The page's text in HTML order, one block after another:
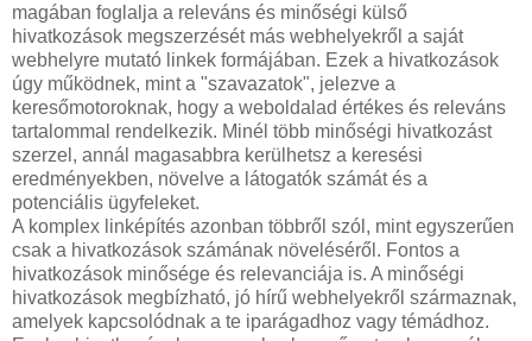
magában foglalja a releváns és minőségi külső
hivatkozások megszerzését más webhelyekről a saját
webhelyre mutató linkek formájában. Ezek a hivatkozások
úgy működnek, mint a "szavazatok", jelezve a
keresőmotoroknak, hogy a weboldalad értékes és releváns
tartalommal rendelkezik. Minél több minőségi hivatkozást
szerzel, annál magasabbra kerülhetsz a keresési
eredményekben, növelve a látogatók számát és a
potenciális ügyfeleket.
A komplex linképítés azonban többről szól, mint egyszerűen
csak a hivatkozások számának növeléséről. Fontos a
hivatkozások minősége és relevanciája is. A minőségi
hivatkozások megbízható, jó hírű webhelyekről származnak,
amelyek kapcsolódnak a te iparágadhoz vagy témádhoz.